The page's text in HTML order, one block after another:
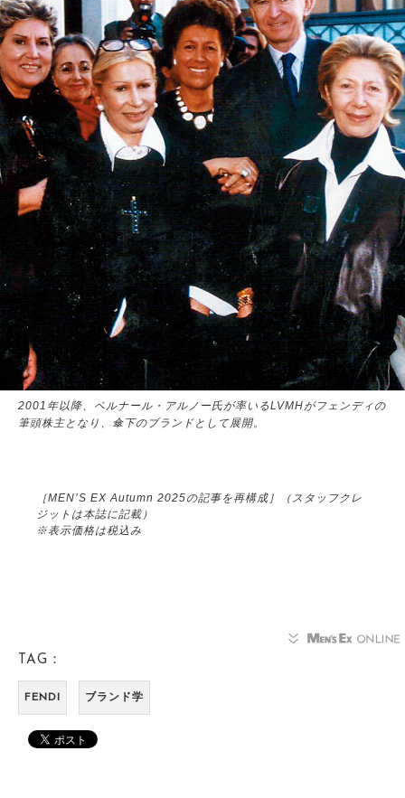
2001年以降、ベルナール・アルノー氏が率いるLVMHがフェンディの
筆頭株主となり、傘下のブランドとして展開。
［MEN’S EX Autumn 2025の記事を再構成］（スタッフクレ
ジットは本誌に記載）
※表示価格は税込み
TAG：
FENDI ブランド学